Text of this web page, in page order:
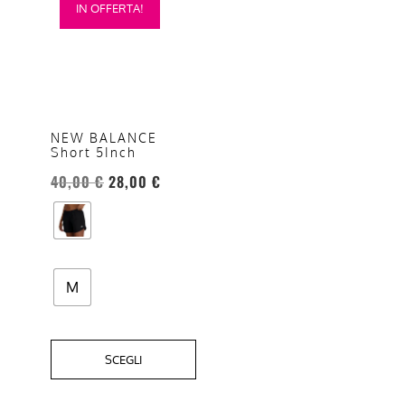
IN OFFERTA!
NEW BALANCE
Short 5Inch
40,00€ 28,00 €
M
SCEGLI
prodotto
opzioni
possono
essere
scelte
nella
del
prodotto